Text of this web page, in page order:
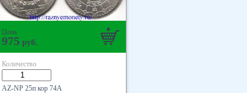
Цена
975 руб.
Количество
AZ-NP 25п кор 74А